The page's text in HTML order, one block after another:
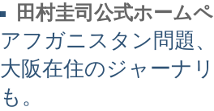
田村圭司公式ホーム
アフガニスタン問題
大阪在住のジャーナ
も。